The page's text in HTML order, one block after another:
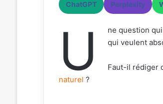
ChatGPT Perplexity
U
ne question
qui veulent
Faut-il rédiger
naturel ?